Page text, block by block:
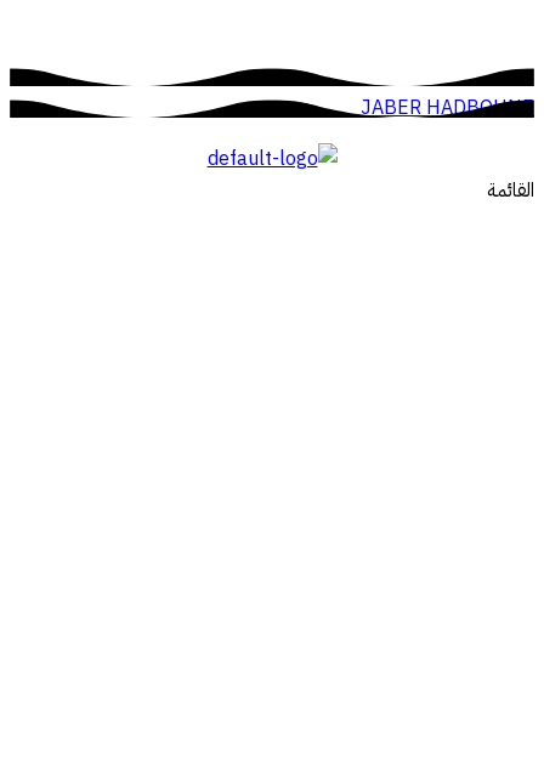
JABER HADBOUNE
القائمة